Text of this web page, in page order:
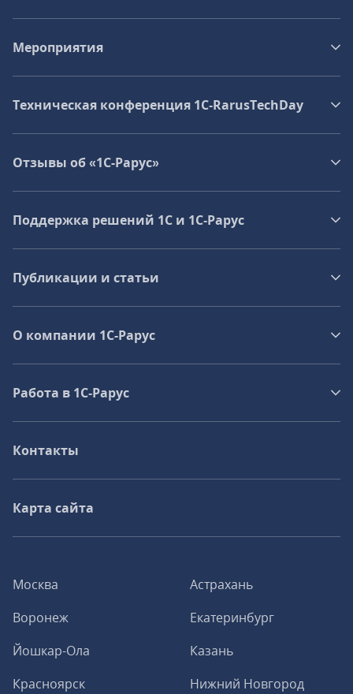
Москва
Астрахань
Воронеж
Екатеринбург
Йошкар-Ола
Казань
Красноярск
Нижний Новгород
Мероприятия
Техническая конференция 1C‑RarusTechDay
Отзывы об «1С-Рарус»
Поддержка решений 1С и 1С‑Рарус
Публикации и статьи
О компании 1C-Рарус
Работа в 1С‑Рарус
Контакты
Карта сайта